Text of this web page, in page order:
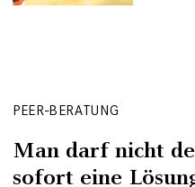
PEER-BERATUNG
Man darf nicht
sofort eine